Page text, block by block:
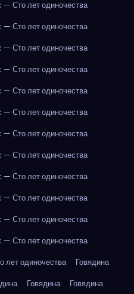
— Сто лет одиночества
— Сто лет одиночества
— Сто лет одиночества
— Сто лет одиночества
— Сто лет одиночества
— Сто лет одиночества
— Сто лет одиночества
— Сто лет одиночества
— Сто лет одиночества
— Сто лет одиночества
— Сто лет одиночества
— Сто лет одиночества
лет одиночества
Говядина
Говядина
Говядина